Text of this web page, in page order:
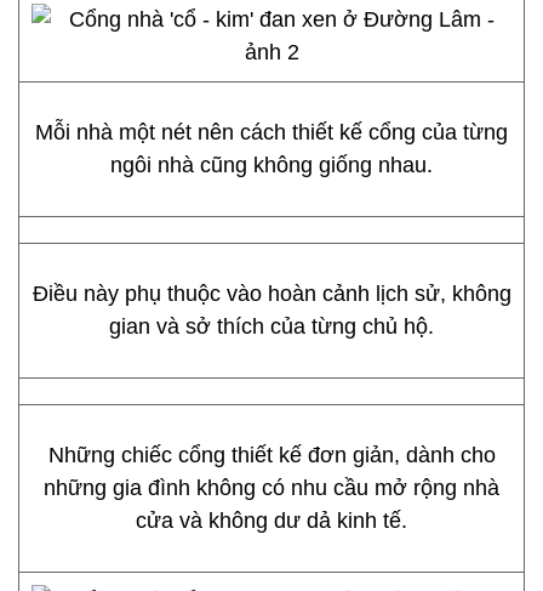
Mỗi nhà một nét nên cách thiết kế cổng của từng
ngôi nhà cũng không giống nhau.
Điều này phụ thuộc vào hoàn cảnh lịch sử, không
gian và sở thích của từng chủ hộ.
Những chiếc cổng thiết kế đơn giản, dành cho
những gia đình không có nhu cầu mở rộng nhà
cửa và không dư dả kinh tế.